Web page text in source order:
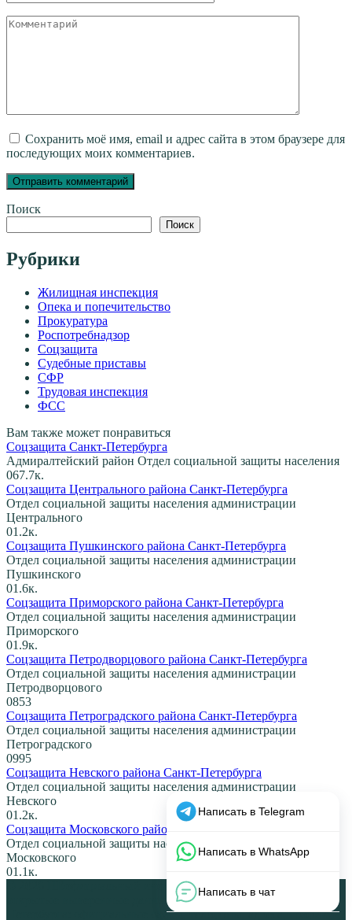
Комментарий
Сохранить моё имя, email и адрес сайта в этом браузере для
последующих моих комментариев.
Поиск
Поиск
Рубрики
Жилищная инспекция
Опека и попечительство
Прокуратура
Роспотребнадзор
Соцзащита
Судебные приставы
СФР
Трудовая инспекция
ФСС
Вам также может понравиться
Соцзащита Санкт-Петербурга
Адмиралтейский район Отдел социальной защиты населения
067.7к.
Соцзащита Центрального района Санкт-Петербурга
Отдел социальной защиты населения администрации
Центрального
01.2к.
Соцзащита Пушкинского района Санкт-Петербурга
Отдел социальной защиты населения администрации
Пушкинского
01.6к.
Соцзащита Приморского района Санкт-Петербурга
Отдел социальной защиты населения администрации
Приморского
01.9к.
Соцзащита Петродворцового района Санкт-Петербурга
Отдел социальной защиты населения администрации
Петродворцового
0853
Соцзащита Петроградского района Санкт-Петербурга
Отдел социальной защиты населения администрации
Петроградского
0995
Соцзащита Невского района Санкт-Петербурга
Отдел социальной защиты населения администрации
Невского
01.2к.
Соцзащита Московского района Санкт-Петербурга
Отдел социальной защиты населения администрации
Московского
01.1к.
© 2026 НЕофициальный информационный сайт, содержащий
открытые выверенные данные об органах власти Санкт-
Петербурга: официальные сайты, телефоны, адреса, графики